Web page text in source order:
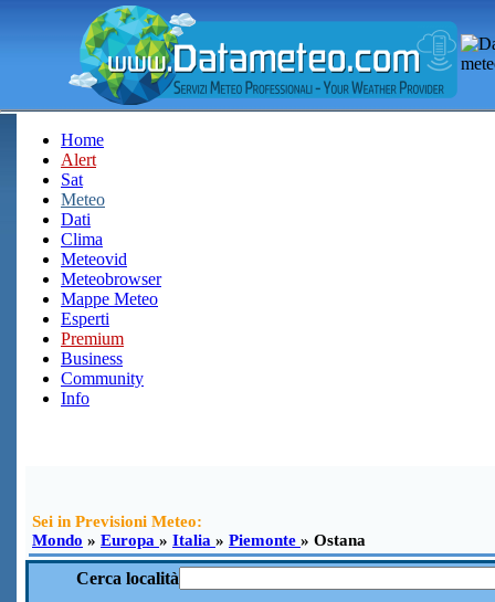
Home
Alert
Sat
Meteo
Dati
Clima
Meteovid
Meteobrowser
Mappe Meteo
Esperti
Premium
Business
Community
Info
Sei in Previsioni Meteo:
Mondo » Europa » Italia » Piemonte » Ostana
Cerca località